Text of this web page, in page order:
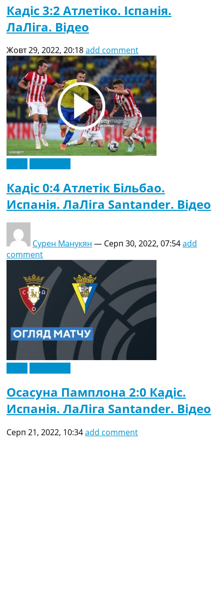
Кадіс 3:2 Атлетіко. Іспанія.
ЛаЛіга. Відео
Жовт 29, 2022, 20:18add comment
Кадіс 0:4 Атлетік Більбао.
Испанія. ЛаЛіга Santander. Відео
Сурен Манукян — Серп 30, 2022, 07:54add
comment
Осасуна Памплона 2:0 Кадіс.
Испанія. ЛаЛіга Santander. Відео
Серп 21, 2022, 10:34add comment